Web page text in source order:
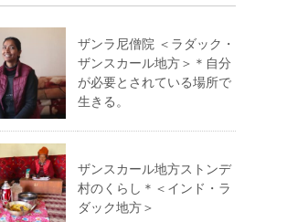
ザンラ尼僧院 ＜ラダック・
ザンスカール地方＞＊自分
が必要とされている場所で
生きる。
ザンスカール地方ストンデ
村のくらし＊＜インド・ラ
ダック地方＞